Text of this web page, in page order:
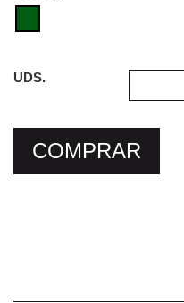
UDS.
COMPRAR